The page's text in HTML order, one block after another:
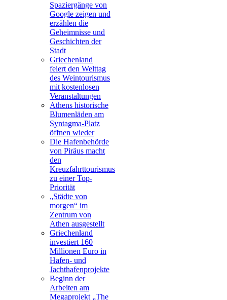
Spaziergänge von
Google zeigen und
erzählen die
Geheimnisse und
Geschichten der
Stadt
Griechenland
feiert den Welttag
des Weintourismus
mit kostenlosen
Veranstaltungen
Athens historische
Blumenläden am
Syntagma-Platz
öffnen wieder
Die Hafenbehörde
von Piräus macht
den
Kreuzfahrttourismus
zu einer Top-
Priorität
„Städte von
morgen“ im
Zentrum von
Athen ausgestellt
Griechenland
investiert 160
Millionen Euro in
Hafen- und
Jachthafenprojekte
Beginn der
Arbeiten am
Megaprojekt „The